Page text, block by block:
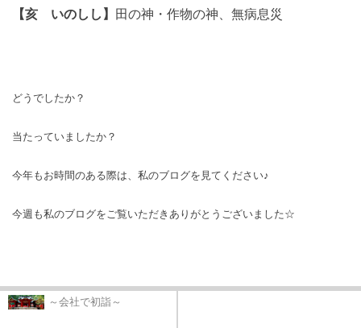
【亥 いのしし】 田の神・作物の神、無病息災
どうでしたか？
当たっていましたか？
今年もお時間のある際は、私のブログを見てください♪
今週も私のブログをご覧いただきありがとうございました☆
～会社で初詣～